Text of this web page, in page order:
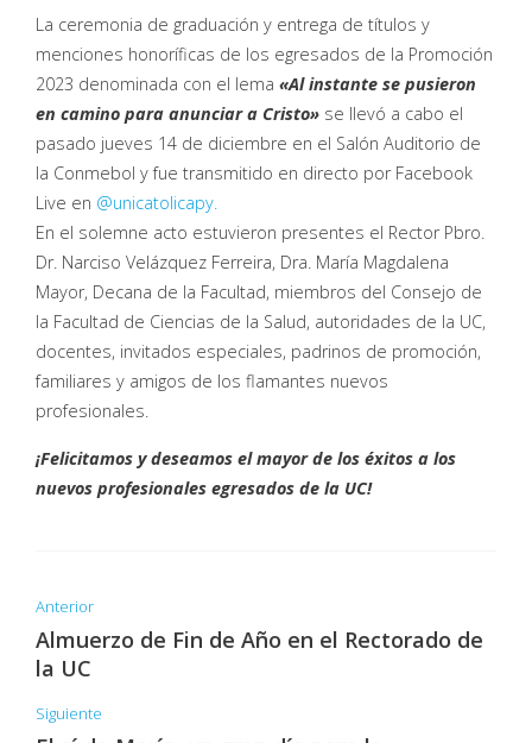
La ceremonia de graduación y entrega de títulos y
menciones honoríficas de los egresados de la Promoción
2023 denominada con el lema «Al instante se pusieron
en camino para anunciar a Cristo» se llevó a cabo el
pasado jueves 14 de diciembre en el Salón Auditorio de
la Conmebol y fue transmitido en directo por Facebook
Live en @unicatolicapy.
En el solemne acto estuvieron presentes el Rector Pbro.
Dr. Narciso Velázquez Ferreira, Dra. María Magdalena
Mayor, Decana de la Facultad, miembros del Consejo de
la Facultad de Ciencias de la Salud, autoridades de la UC,
docentes, invitados especiales, padrinos de promoción,
familiares y amigos de los flamantes nuevos
profesionales.
¡Felicitamos y deseamos el mayor de los éxitos a los
nuevos profesionales egresados de la UC!
Anterior
Almuerzo de Fin de Año en el Rectorado de
la UC
Siguiente